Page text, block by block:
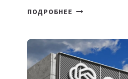
ПОДРОБНЕЕ
ПРИОРИТЕТНЫЕ
ЗАДАЧИ
ПО